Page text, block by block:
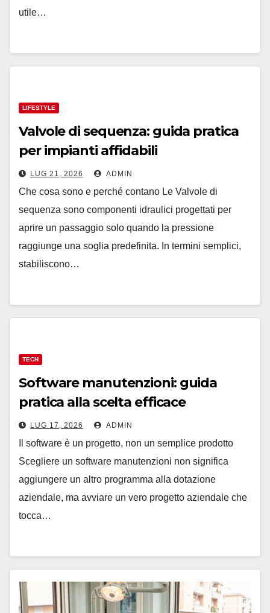
utile…
LIFESTYLE
Valvole di sequenza: guida pratica
per impianti affidabili
LUG 21, 2026 ADMIN
Che cosa sono e perché contano Le Valvole di
sequenza sono componenti idraulici progettati per
aprire un passaggio solo quando la pressione
raggiunge una soglia predefinita. In termini semplici,
stabiliscono…
TECH
Software manutenzioni: guida
pratica alla scelta efficace
LUG 17, 2026 ADMIN
Il software è un progetto, non un semplice prodotto
Scegliere un software manutenzioni non significa
aggiungere un altro programma alla dotazione
aziendale, ma avviare un vero progetto aziendale che
tocca…